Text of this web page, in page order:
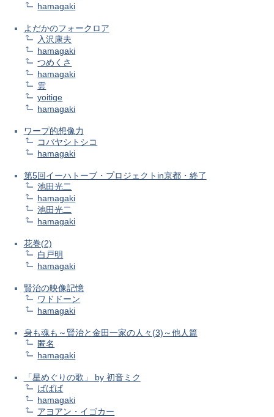
hamagaki
よだかのフォークロア
入沢康夫
hamagaki
つめくさ
hamagaki
雲
yoitige
hamagaki
ワープ的想像力
コバヤシトシコ
hamagaki
第5回イーハトーブ・プロジェクトin京都・終了
池田光二
hamagaki
池田光二
hamagaki
花巻(2)
白戸明
hamagaki
賢治の映像記憶
ワドドーン
hamagaki
身も魂も～賢治と金田一家の人々(3)～他人篇
匿名
hamagaki
「星めぐりの歌」 by 初音ミク
ばばば
hamagaki
アヨアン・イゴカー